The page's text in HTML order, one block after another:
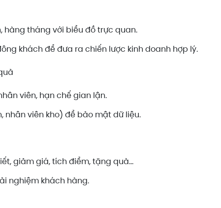
hàng tháng với biểu đồ trực quan.
khách để đưa ra chiến lược kinh doanh hợp lý.
viên, hạn chế gian lận.
nhân viên kho) để bảo mật dữ liệu.
giảm giá, tích điểm, tặng quà…
nghiệm khách hàng.